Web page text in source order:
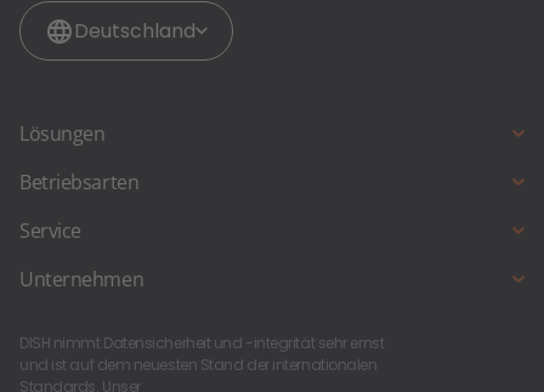
Deutschland
Lösungen
Kassensystem
Bestellungssytem
Betriebsarten
Full Service Restaurant
Biergarten
Bar & Kneipe
Service
DISH Support
Neu am Start?
Unternehmen
Karriere bei DISH
DISH nimmt Datensicherheit und -integrität sehr ernst
und ist auf dem neuesten Stand der internationalen
Standards. Unser